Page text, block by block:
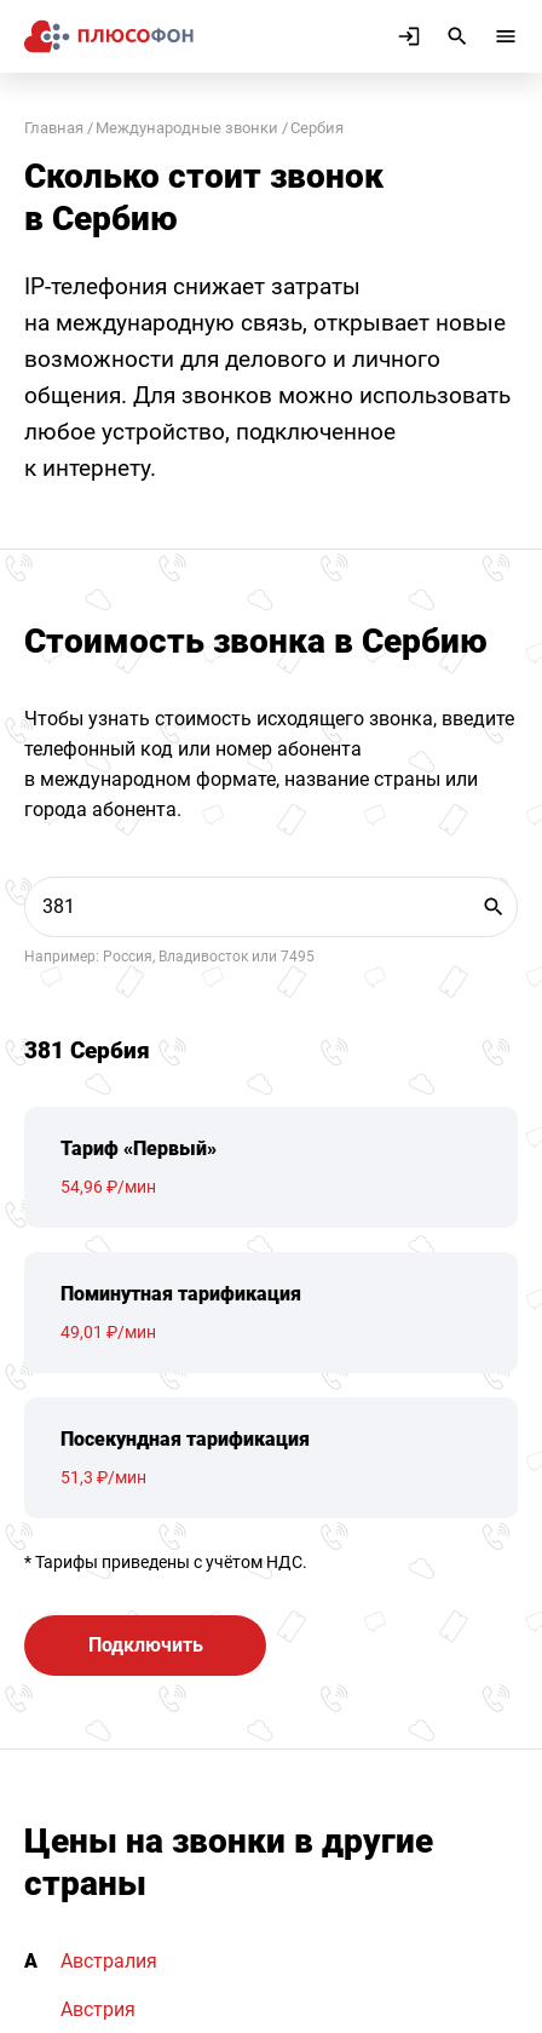
Главная Международные звонки Сербия
Сколько стоит звонок
в Сербию
IP-телефония снижает затраты
на международную связь, открывает новые
возможности для делового и личного
общения. Для звонков можно использовать
любое устройство, подключенное
к интернету.
Стоимость звонка в Сербию
Чтобы узнать стоимость исходящего звонка, введите
телефонный код или номер абонента
в международном формате, название страны или
города абонента.
Например: Россия, Владивосток или 7495
381 Сербия
Тариф «Первый»
54,96 ₽/мин
Поминутная тарификация
49,01 ₽/мин
Посекундная тарификация
51,3 ₽/мин
* Тарифы приведены c учётом НДС.
Подключить
Цены на звонки в другие
страны
А Австралия
Австрия